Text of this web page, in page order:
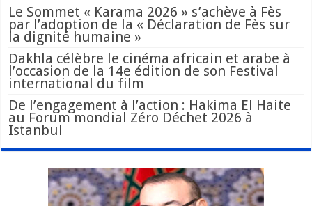
Le Sommet « Karama 2026 » s’achève à Fès
par l’adoption de la « Déclaration de Fès sur
la dignité humaine »
Dakhla célèbre le cinéma africain et arabe à
l’occasion de la 14e édition de son Festival
international du film
De l’engagement à l’action : Hakima El Haite
au Forum mondial Zéro Déchet 2026 à
Istanbul